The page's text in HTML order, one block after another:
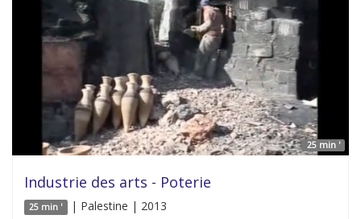
25 min '
Industrie des arts - Poterie
25 min ' | Palestine | 2013